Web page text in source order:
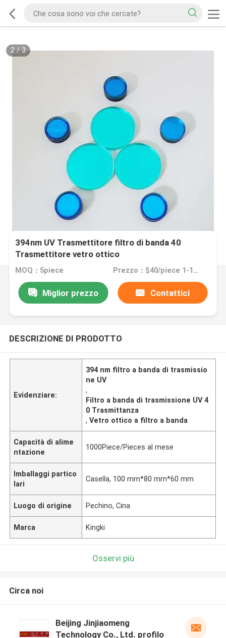
2/3
394nm UV Trasmettitore filtro di banda 40
Trasmettitore vetro ottico
MOQ：5piece Prezzo：$40/piece 1-10pieces; $35/piece 11-50pieces; $30/piece >=51pieces
Miglior prezzo Contattici
DESCRIZIONE DI PRODOTTO
Evidenziare:
394 nm filtro a banda di trasmissio
ne UV
,
Filtro a banda di trasmissione UV 4
0 Trasmittanza
,Vetro ottico a filtro a banda
Capacità di alime
ntazione
1000Piece/Pieces al mese
Imballaggi partico
lari
Casella, 100 mm*80 mm*60 mm
Luogo di origine Pechino, Cina
Marca Kingki
Osservi più
Circa noi
Beijing Jinjiaomeng
Technology Co., Ltd. profilo